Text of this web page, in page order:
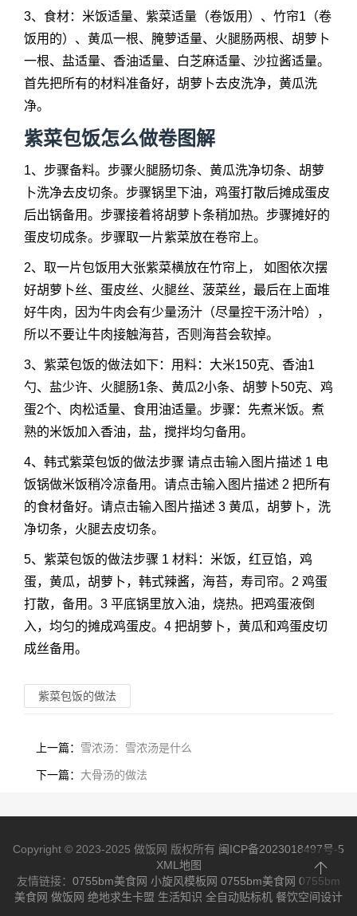
3、食材：米饭适量、紫菜适量（卷饭用）、竹帘1（卷
饭用的）、黄瓜一根、腌萝适量、火腿肠两根、胡萝卜
一根、盐适量、香油适量、白芝麻适量、沙拉酱适量。
首先把所有的材料准备好，胡萝卜去皮洗净，黄瓜洗
净。
紫菜包饭怎么做卷图解
1、步骤备料。步骤火腿肠切条、黄瓜洗净切条、胡萝
卜洗净去皮切条。步骤锅里下油，鸡蛋打散后摊成蛋皮
后出锅备用。步骤接着将胡萝卜条稍加热。步骤摊好的
蛋皮切成条。步骤取一片紫菜放在卷帘上。
2、取一片包饭用大张紫菜横放在竹帘上， 如图依次摆
好胡萝卜丝、蛋皮丝、火腿丝、菠菜丝，最后在上面堆
好牛肉，因为牛肉会有少量汤汁（尽量控干汤汁哈），
所以不要让牛肉接触海苔，否则海苔会软掉。
3、紫菜包饭的做法如下：用料：大米150克、香油1
勺、盐少许、火腿肠1条、黄瓜2小条、胡萝卜50克、鸡
蛋2个、肉松适量、食用油适量。步骤：先煮米饭。煮
熟的米饭加入香油，盐，搅拌均匀备用。
4、韩式紫菜包饭的做法步骤 请点击输入图片描述 1 电
饭锅做米饭稍冷凉备用。请点击输入图片描述 2 把所有
的食材备好。请点击输入图片描述 3 黄瓜，胡萝卜，洗
净切条，火腿去皮切条。
5、紫菜包饭的做法步骤 1 材料：米饭，红豆馅，鸡
蛋，黄瓜，胡萝卜，韩式辣酱，海苔，寿司帘。2 鸡蛋
打散，备用。3 平底锅里放入油，烧热。把鸡蛋液倒
入，均匀的摊成鸡蛋皮。4 把胡萝卜，黄瓜和鸡蛋皮切
成丝备用。
紫菜包饭的做法
上一篇： 雪浓汤：雪浓汤是什么
下一篇： 大骨汤的做法
Copyright © 2023-2025 做饭网 版权所有 闽ICP备2023018497号-5
XML地图
友情链接： 0755bm美食网 小旋风模板网 0755bm美食网 0755bm
美食网 做饭网 绝地求生卡盟 生活知识 全自动贴标机 餐饮空间设计